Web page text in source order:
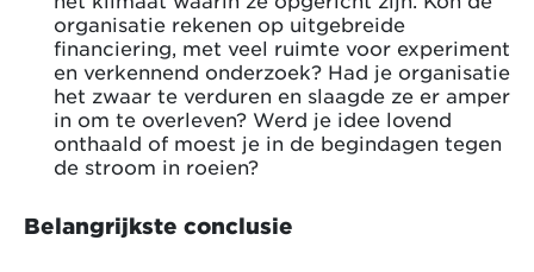
organisatie rekenen op uitgebreide
financiering, met veel ruimte voor experiment
en verkennend onderzoek? Had je organisatie
het zwaar te verduren en slaagde ze er amper
in om te overleven? Werd je idee lovend
onthaald of moest je in de begindagen tegen
de stroom in roeien?
Belangrijkste conclusie